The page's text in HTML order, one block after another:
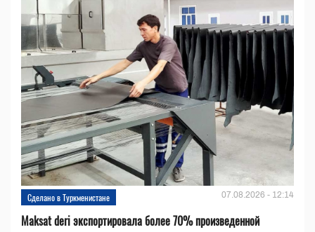
Сделано в Туркменистане 07.08.2026 - 12:14
Maksat deri экспортировала более 70% произведенной